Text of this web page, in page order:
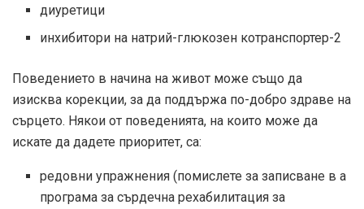
диуретици
инхибитори на натрий-глюкозен котранспортер-2
Поведението в начина на живот може също да
изисква корекции, за да поддържа по-добро здраве на
сърцето. Някои от поведенията, на които може да
искате да дадете приоритет, са:
редовни упражнения (помислете за записване в a
програма за сърдечна рехабилитация за